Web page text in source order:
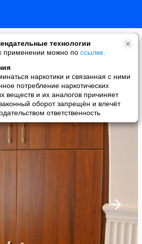
технологии
применении можно по ссылке
наркотики и связанная с ними
потребление наркотических
веществ и их аналогов причиняет
оборот запрещён и влечёт
ответственность